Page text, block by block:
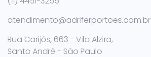
atendimento@adriferportoes.com.br
Rua Carijós, 663 - Vila Alzira,
Santo André - São Paulo